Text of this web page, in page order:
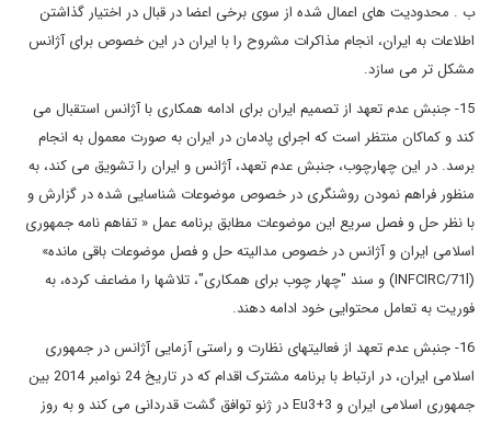
ب . محدودیت های اعمال شده از سوی برخی اعضا در قبال در اختیار گذاشتن
اطلاعات به ایران، انجام مذاکرات مشروح را با ایران در این خصوص برای آژانس
مشکل تر می سازد.
15- جنبش عدم تعهد از تصمیم ایران برای ادامه همکاری با آژانس استقبال می
کند و کماکان منتظر است که اجرای پادمان در ایران به صورت معمول به انجام
برسد. در این چهارچوب، جنبش عدم تعهد، آژانس و ایران را تشویق می کند، به
منظور فراهم نمودن روشنگری در خصوص موضوعات شناسایی شده در گزارش و
با نظر حل و فصل سریع این موضوعات مطابق برنامه عمل « تفاهم نامه جمهوری
اسلامی ایران و آژانس در خصوص مدالیته حل و فصل موضوعات باقی مانده»
(INFCIRC/71l) و سند "چهار چوب برای همکاری"، تلاشها را مضاعف کرده، به
فوریت به تعامل محتوایی خود ادامه دهند.
16- جنبش عدم تعهد از فعالیتهای نظارت و راستی آزمایی آژانس در جمهوری
اسلامی ایران، در ارتباط با برنامه مشترک اقدام که در تاریخ 24 نوامبر 2014 بین
جمهوری اسلامی ایران و Eu3+3 در ژنو توافق گشت قدردانی می کند و به روز